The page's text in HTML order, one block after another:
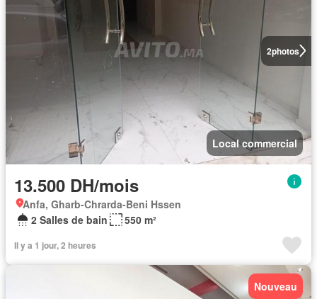
2photos
Local commercial
13.500 DH/mois
Anfa, Gharb-Chrarda-Beni Hssen
2 Salles de bain
550 m²
Il y a 1 jour, 2 heures
Nouveau